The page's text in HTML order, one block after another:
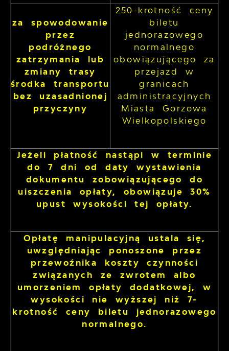
za spowodowanie
przez
podróżnego
zatrzymania lub
zmiany trasy
środka transportu
bez uzasadnionej
przyczyny
250-krotność ceny
biletu
jednorazowego
normalnego
obowiązującego za
przejazd w
granicach
administracyjnych
Miasta Gorzowa
Wielkopolskiego
Jeżeli płatność nastąpi w terminie
do 7 dni od daty wystawienia
dokumentu zobowiązującego do
uiszczenia opłaty, obowiązuje 30%
upust wysokości tej opłaty.
Opłatę manipulacyjną ustala się,
uwzględniając ponoszone przez
przewoźnika koszty czynności
związanych ze zwrotem albo
umorzeniem opłaty dodatkowej, w
wysokości nie wyższej niż 7-
krotność ceny biletu jednorazowego
normalnego.